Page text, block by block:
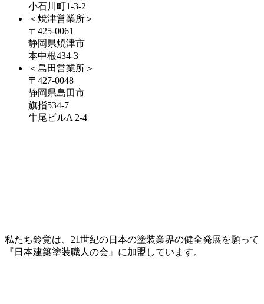
小石川町1-3-2
＜焼津営業所＞
〒425-0061
静岡県焼津市
本中根434-3
＜島田営業所＞
〒427-0048
静岡県島田市
旗指534-7
牛尾ビルA 2-4
私たち鈴覚は、21世紀の日本の塗装業界の健全発展を願って
『日本建築塗装職人の会』に加盟しています。